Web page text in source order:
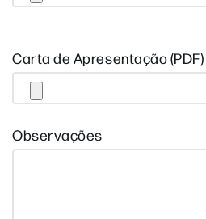
Carta de Apresentação
Observações